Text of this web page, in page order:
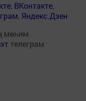
, ВКонтакте,
, Яндекс.Дзен
мөһим
телеграм